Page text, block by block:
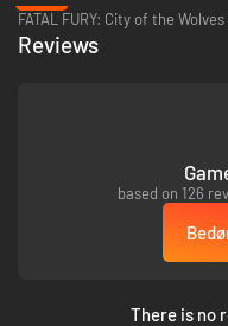
Reviews
based on 126
There is no